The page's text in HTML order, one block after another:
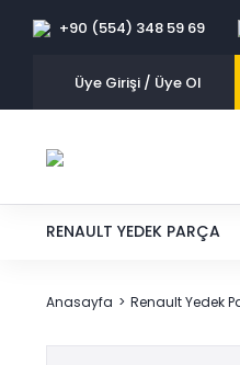
+90 (554) 348 59 69
Üye Girişi / Üye Ol
RENAULT YEDEK PARÇA
Anasayfa Renault Yedek